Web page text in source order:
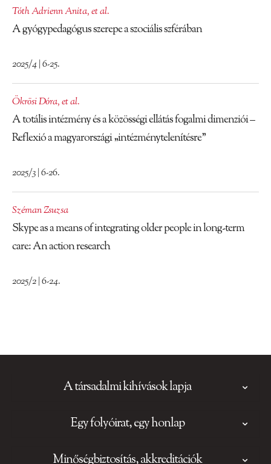
Tóth Adrienn Anita,et al.
A gyógypedagógus szerepe a szociális szférában
2025/4 | 6-25.
Ökrösi Dóra,et al.
A totális intézmény és a közösségi ellátás fogalmi dimenziói –
Reflexió a magyarországi „intézménytelenítésre”
2025/3 | 6-26.
Széman Zsuzsa
Skype as a means of integrating older people in long-term
care: An action research
2025/2 | 6-24.
A társadalmi kihívások lapja
Egy folyóirat, egy honlap
Minőségbiztosítás, akkreditációk